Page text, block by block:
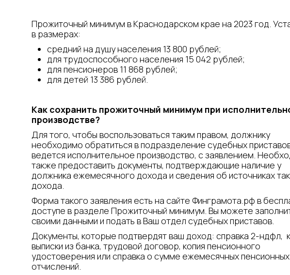
Прожиточный минимум в Краснодарском крае на 2023 год.
в размерах:
средний на душу населения 13 800 рублей;
для трудоспособного населения 15 042 рублей;
для пенсионеров 11 868 рублей;
для детей 13 386 рублей.
Как сохранить прожиточный минимум при
производстве?
Для того, чтобы воспользоваться таким правом, должнику
необходимо обратиться в подразделение судебных
ведется исполнительное производство, с заявлением.
также предоставить документы, подтверждающие наличие у
должника ежемесячного дохода и сведения об источниках
дохода.
Форма такого заявления есть на сайте Финграмота.рф в
доступе в разделе Прожиточный минимум. Вы можете
своими данными и подать в Ваш отдел судебных приставов.
Документы, которые подтвердят ваш доход: справка 2-ндфл,
выписки из банка, трудовой договор, копия пенсионного
удостоверения или справка о сумме ежемесячных пенсионных
отчислений.